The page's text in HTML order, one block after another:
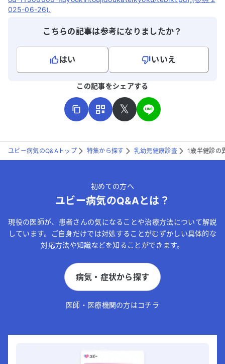
025-06-26).
こちらの記事は参考になりましたか？
はい
いいえ
こちらは送信専用のフォームです。氏名やご自身の病気の詳細な
どの個人情報は入れないでください。
送信する
この記事をシェアする
𝕏
ユビー病気のQ&Aトップ 特集から探す 乳幼児健康診査 1歳半健診の
初めての方へ
ユビー病気のQ&Aとは？
現役の医師が、患者さんの気になることや治療方法について解説
しています。ご自身だけでは対処することがむずかしい具体的な
対応方法や知識などを知ることができます。
病気・症状から探す
医師・医療機関の方はコチラ